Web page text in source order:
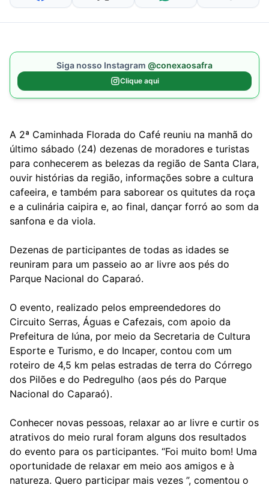
Siga nosso Instagram @conexaosafra
Clique aqui
A 2ª Caminhada Florada do Café reuniu na manhã do
último sábado (24) dezenas de moradores e turistas
para conhecerem as belezas da região de Santa Clara,
ouvir histórias da região, informações sobre a cultura
cafeeira, e também para saborear os quitutes da roça
e a culinária caipira e, ao final, dançar forró ao som da
sanfona e da viola.
Dezenas de participantes de todas as idades se
reuniram para um passeio ao ar livre aos pés do
Parque Nacional do Caparaó.
O evento, realizado pelos empreendedores do
Circuito Serras, Águas e Cafezais, com apoio da
Prefeitura de Iúna, por meio da Secretaria de Cultura
Esporte e Turismo, e do Incaper, contou com um
roteiro de 4,5 km pelas estradas de terra do Córrego
dos Pilões e do Pedregulho (aos pés do Parque
Nacional do Caparaó).
Conhecer novas pessoas, relaxar ao ar livre e curtir os
atrativos do meio rural foram alguns dos resultados
do evento para os participantes. “Foi muito bom! Uma
oportunidade de relaxar em meio aos amigos e à
natureza. Quero participar mais vezes ”, comentou o